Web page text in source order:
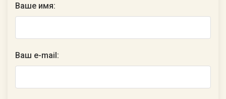
Ваше имя:
Ваш e-mail: